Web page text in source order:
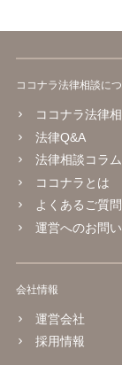
ココナラ法律相談に
ココナラ法律
法律Q&A
法律相談コラム
ココナラとは
よくあるご質問
運営へのお問
会社情報
運営会社
採用情報